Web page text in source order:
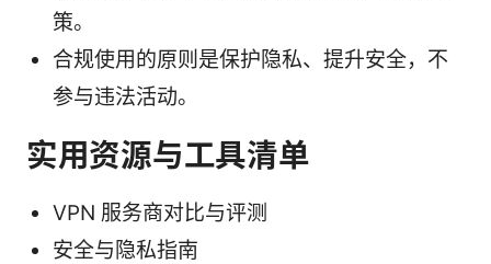
策。
合规使用的原则是保护隐私、提升安全，不
参与违法活动。
实用资源与工具清单
VPN 服务商对比与评测
安全与隐私指南